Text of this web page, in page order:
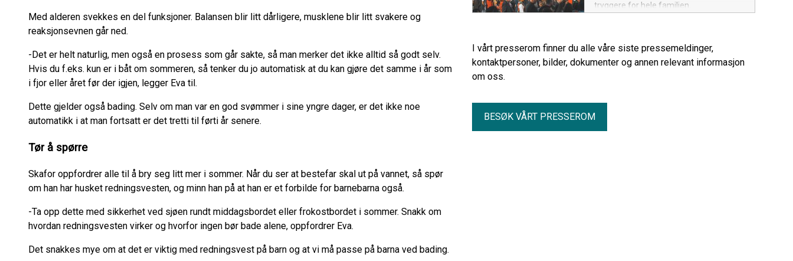
Med alderen svekkes en del funksjoner. Balansen blir litt dårligere, musklene blir litt svakere og
reaksjonsevnen går ned.
-Det er helt naturlig, men også en prosess som går sakte, så man merker det ikke alltid så godt selv.
Hvis du f.eks. kun er i båt om sommeren, så tenker du jo automatisk at du kan gjøre det samme i år som
i fjor eller året før der igjen, legger Eva til.
Dette gjelder også bading. Selv om man var en god svømmer i sine yngre dager, er det ikke noe
automatikk i at man fortsatt er det tretti til førti år senere.
Tør å spørre
Skafor oppfordrer alle til å bry seg litt mer i sommer. Når du ser at bestefar skal ut på vannet, så spør
om han har husket redningsvesten, og minn han på at han er et forbilde for barnebarna også.
-Ta opp dette med sikkerhet ved sjøen rundt middagsbordet eller frokostbordet i sommer. Snakk om
hvordan redningsvesten virker og hvorfor ingen bør bade alene, oppfordrer Eva.
Det snakkes mye om at det er viktig med redningsvest på barn og at vi må passe på barna ved bading.
tryggere for hele familien.
I vårt presserom finner du alle våre siste pressemeldinger,
kontaktpersoner, bilder, dokumenter og annen relevant informasjon
om oss.
BESØK VÅRT PRESSEROM